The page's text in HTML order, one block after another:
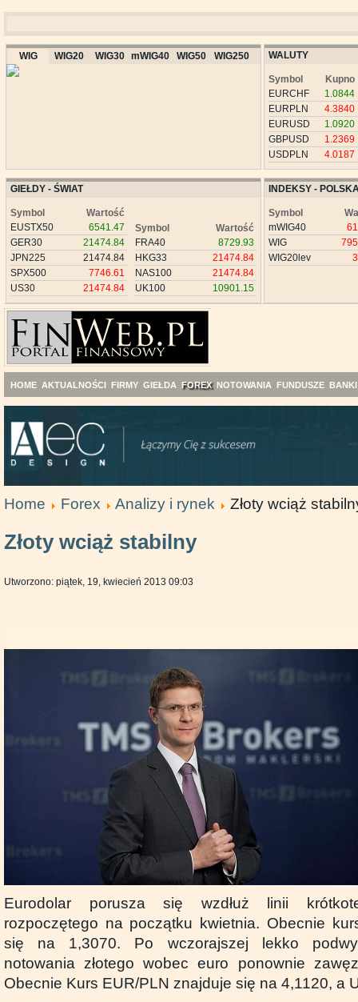
WIG WIG20 WIG30 mWIG40 WIG50 WIG250 WALUTY
Symbol
Kupno
EURCHF
1.0844
EURPLN
4.3840
EURUSD
1.0920
GBPUSD
1.2369
USDPLN
4.0187
GIEŁDY - ŚWIAT
Symbol
Wartość
EUSTX50
6541.47
GER30
21474.84
JPN225
21474.84
SPX500
7746.61
US30
21474.84
Symbol
Wartość
FRA40
8729.93
HKG33
21474.84
NAS100
21474.84
UK100
10901.15
INDEKSY -
Symbol
mWIG40
WIG
WIG20lev
HOME AKTUALNOŚCI FIRMY GIEŁDA FOREX NOTOWANIA FUNDUSZE BANKI
Home Forex Analizy i rynek Złoty wciąż
Złoty wciąż stabilny
Utworzono: piątek, 19, kwiecień 2013 09:03
Eurodolar porusza się wzdłuż linii
rozpoczętego na początku kwietnia. Obecnie
się na 1,3070. Po wczorajszej lekko
notowania złotego wobec euro ponownie
Obecnie Kurs EUR/PLN znajduje się na 4,1120, a